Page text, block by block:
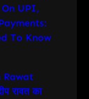
UPI,
To Know
Rawat
रावत का